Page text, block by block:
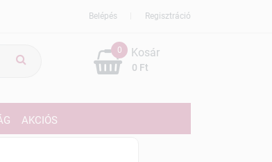
Regisztráció
Belépés
0
0 Ft
Kosár
AKCIÓS